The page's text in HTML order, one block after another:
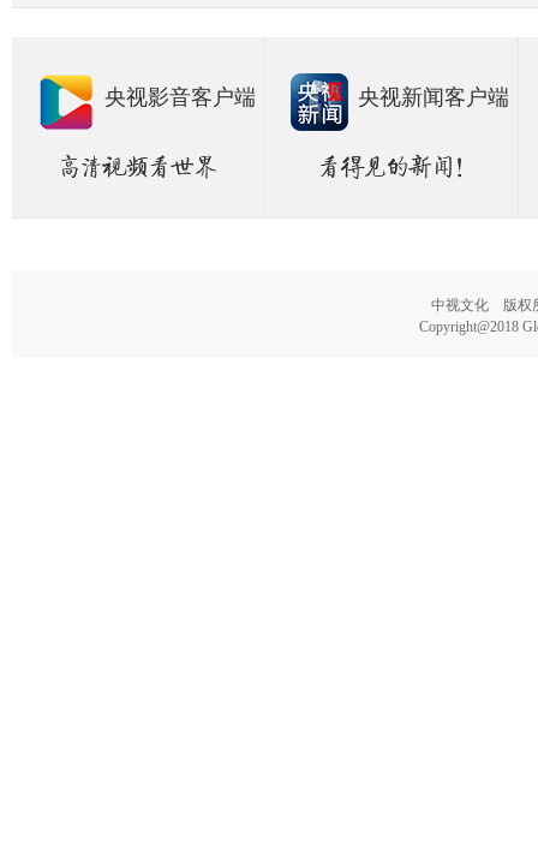
央视影音客户端 央视新闻客户端
中视文化 版权
Copyright@2018